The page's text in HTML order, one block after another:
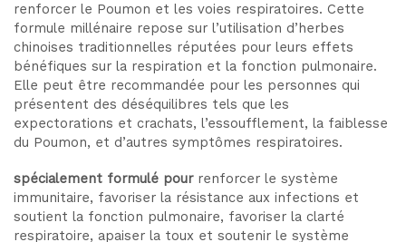
renforcer le Poumon et les voies respiratoires. Cette
formule millénaire repose sur l’utilisation d’herbes
chinoises traditionnelles réputées pour leurs effets
bénéfiques sur la respiration et la fonction pulmonaire.
Elle peut être recommandée pour les personnes qui
présentent des déséquilibres tels que les
expectorations et crachats, l’essoufflement, la faiblesse
du Poumon, et d’autres symptômes respiratoires.
spécialement formulé pourrenforcer le système
immunitaire, favoriser la résistance aux infections et
soutient la fonction pulmonaire, favoriser la clarté
respiratoire, apaiser la toux et soutenir le système